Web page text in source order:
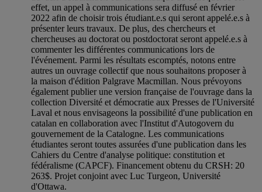
effet, un appel à communications sera diffusé en février
2022 afin de choisir trois étudiant.e.s qui seront appelé.e.s à
présenter leurs travaux. De plus, des chercheurs et
chercheuses au doctorat ou postdoctorat seront appelé.e.s à
commenter les différentes communications lors de
l'événement. Parmi les résultats escomptés, notons entre
autres un ouvrage collectif que nous souhaitons proposer à
la maison d'édition Palgrave Macmillan. Nous prévoyons
également publier une version française de l'ouvrage dans la
collection Diversité et démocratie aux Presses de l'Université
Laval et nous envisageons la possibilité d'une publication en
catalan en collaboration avec l'Institut d'Autogovern du
gouvernement de la Catalogne. Les communications
étudiantes seront toutes assurées d'une publication dans les
Cahiers du Centre d'analyse politique: constitution et
fédéralisme (CAPCF). Financement obtenu du CRSH: 20
263$. Projet conjoint avec Luc Turgeon, Université
d'Ottawa.